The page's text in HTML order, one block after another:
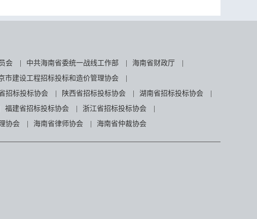
会 中共海南省委统一战线工作部 海南省财政厅
市建设工程招标投标和造价管理协会
招标投标协会 陕西省招标投标协会 湖南省招标投标协会
福建省招标投标协会 浙江省招标投标协会
协会 海南省律师协会 海南省仲裁协会